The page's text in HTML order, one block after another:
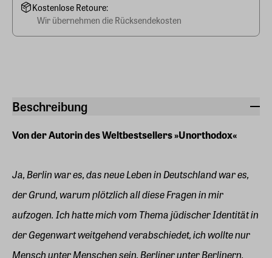
Beschreibung
Von der Autorin des Weltbestsellers »Unorthodox«
Ja, Berlin war es, das neue Leben in Deutschland war es,
der Grund, warum plötzlich all diese Fragen in mir
aufzogen. Ich hatte mich vom Thema jüdischer Identität in
der Gegenwart weitgehend verabschiedet, ich wollte nur
Mensch unter Menschen sein, Berliner unter Berlinern.
Kostenlose Retoure:
Wir übernehmen die Rücksendekosten